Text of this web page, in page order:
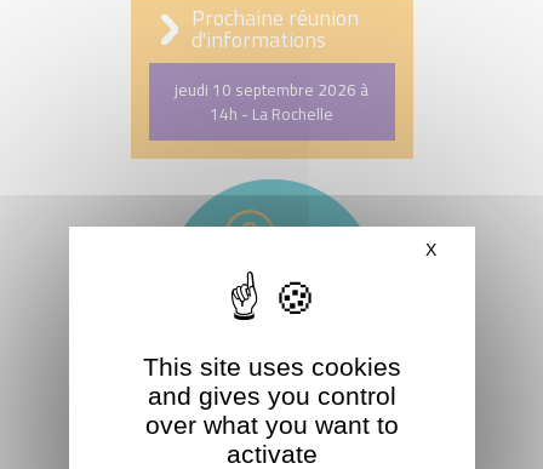
Prochaine réunion
d'informations
jeudi 10 septembre 2026 à
14h - La Rochelle
This site uses cookies
and gives you control
over what you want to
activate
XHide cookie